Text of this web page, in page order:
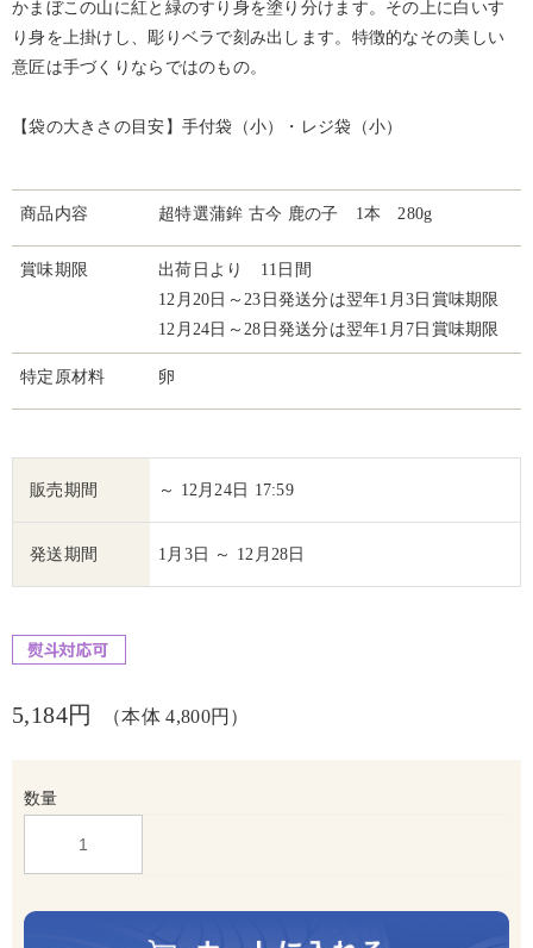
かまぼこの山に紅と緑のすり身を塗り分けます。その上に白いす
り身を上掛けし、彫りベラで刻み出します。特徴的なその美しい
意匠は手づくりならではのもの。
【袋の大きさの目安】手付袋（小）・レジ袋（小）
商品内容 超特選蒲鉾 古今 鹿の子 1本 280g
賞味期限
出荷日より 11日間
12月20日～23日発送分は翌年1月3日賞味期限
12月24日～28日発送分は翌年1月7日賞味期限
特定原材料 卵
販売期間 ～ 12月24日 17:59
発送期間 1月3日 ～ 12月28日
5,184円 （本体 4,800円）
数量